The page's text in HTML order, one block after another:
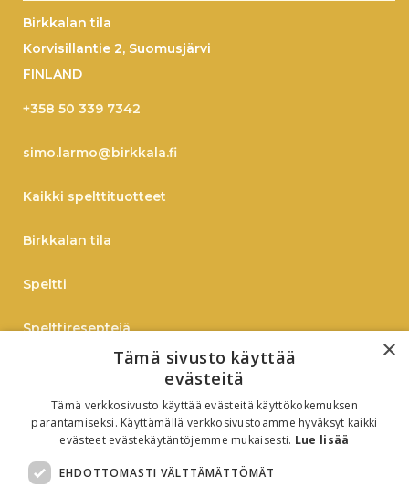
Birkkalan tila
Korvisillantie 2, Suomusjärvi
FINLAND
+358 50 339 7342
simo.larmo@birkkala.fi
Kaikki spelttituotteet
Birkkalan tila
Speltti
Spelttireseptejä
Verkkokauppaan
B2B
×
Tämä sivusto käyttää
evästeitä
Tämä verkkosivusto käyttää evästeitä käyttökokemuksen
parantamiseksi. Käyttämällä verkkosivustoamme hyväksyt kaikki
evästeet evästekäytäntöjemme mukaisesti. Lue lisää
EHDOTTOMASTI VÄLTTÄMÄTTÖMÄT